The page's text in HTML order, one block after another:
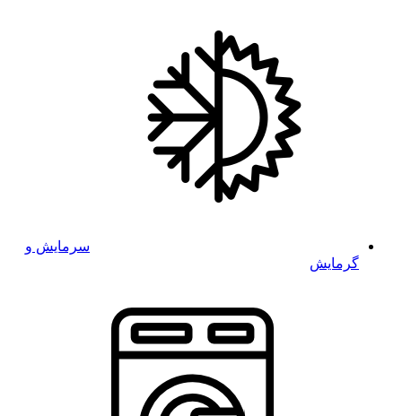
سرمایش و
گرمایش